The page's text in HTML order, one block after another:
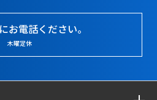
お電話ください。
木曜定休